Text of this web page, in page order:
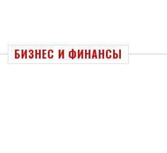
БИЗНЕС И ФИНАНСЫ